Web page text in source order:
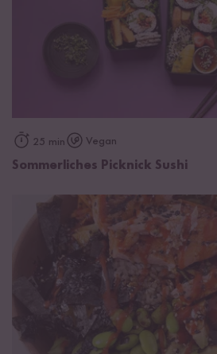
25 min Vegan
Sommerliches Picknick Sushi